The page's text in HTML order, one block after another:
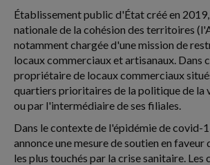
Établissement public d'État créé en
nationale de la cohésion des territoires
notamment chargée d'une mission de
locaux commerciaux et artisanaux. Dans
propriétaire de locaux commerciaux
quartiers prioritaires de la politique de la
ou par l'intermédiaire de ses filiales.
Dans le contexte de l'épidémie de covid-
annonce une mesure de soutien en faveur
les plus touchés par la crise sanitaire. Les